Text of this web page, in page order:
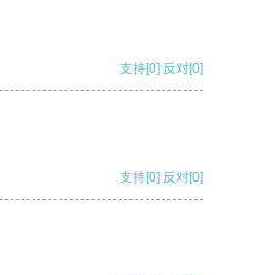
支持[0] 反对[0]
支持[0] 反对[0]